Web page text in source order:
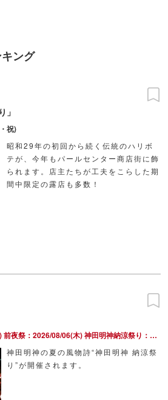
ング
」
祝)
昭和29年の初回から続く伝統のハリボ
テが、今年もパールセンター商店街に飾
られます。店主たちが工夫をこらした期
間中限定の露店も多数！
08/06(木) 神田明神納涼祭り：2026/08/07(金) ～ 2026/08/09(日)
神田明神の夏の風物詩“神田明神 納涼祭
り”が開催されます。